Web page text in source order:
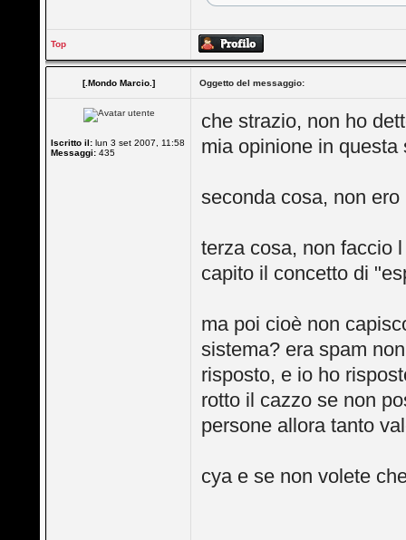
Top
[.Mondo Marcio.] Oggetto del messaggio:
Iscritto il: lun 3 set 2007, 11:58
Messaggi: 435
che strazio, non ho
mia opinione in
seconda cosa, non ero
terza cosa, non faccio
capito il concetto di
ma poi cioè non
sistema? era spam
risposto, e io ho
rotto il cazzo se non
persone allora tanto
cya e se non volete